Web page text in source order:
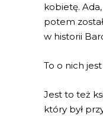
kobietę. Ada,
potem
w historii
To o nich
Jest to też
który był